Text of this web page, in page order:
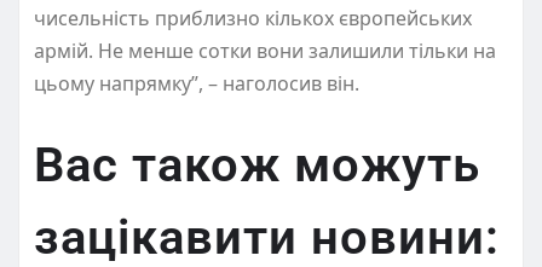
чисельність приблизно кількох європейських
армій. Не менше сотки вони залишили тільки на
цьому напрямку”, – наголосив він.
Вас також можуть
зацікавити новини: